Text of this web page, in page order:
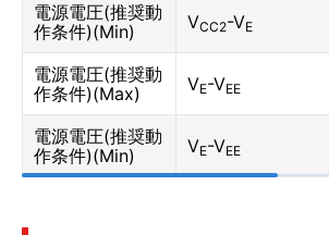
電源電圧(推奨動
作条件)(Min)
VCC2-VE
電源電圧(推奨動
作条件)(Max)
VE-VEE
電源電圧(推奨動
作条件)(Min)
VE-VEE